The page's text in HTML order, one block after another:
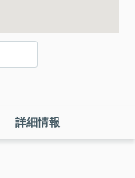
詳細情報